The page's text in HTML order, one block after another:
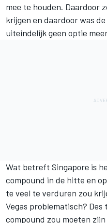
mee te houden. Daardoor
krijgen en daardoor was
uiteindelijk geen optie
Wat betreft Singapore is
compound in de hitte en
te veel te verduren zou
Vegas problematisch?
compound zou moeten